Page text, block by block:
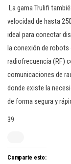
La gama Trulifi
velocidad de hasta
ideal para conectar
la conexión de
radiofrecuencia (RF)
comunicaciones de
donde existe la
de forma segura y
39
Comparte esto: